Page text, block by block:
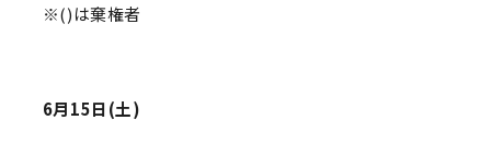
※()は棄権者
6月15日(土)